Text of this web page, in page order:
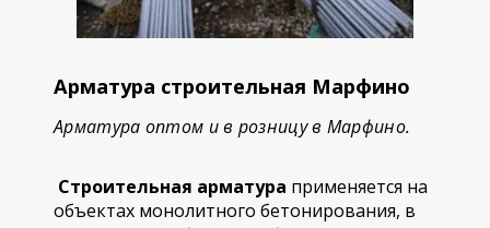
Арматура строительная Марфино
Арматура оптом и в розницу в Марфино.
Строительная арматура применяется на
объектах монолитного бетонирования, в